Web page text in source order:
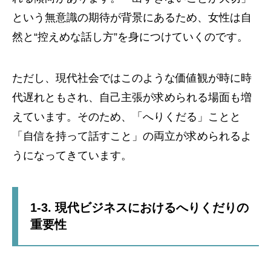
という無意識の期待が背景にあるため、女性は自
然と“控えめな話し方”を身につけていくのです。
ただし、現代社会ではこのような価値観が時に時
代遅れともされ、自己主張が求められる場面も増
えています。そのため、「へりくだる」ことと
「自信を持って話すこと」の両立が求められるよ
うになってきています。
1-3. 現代ビジネスにおけるへりくだりの
重要性